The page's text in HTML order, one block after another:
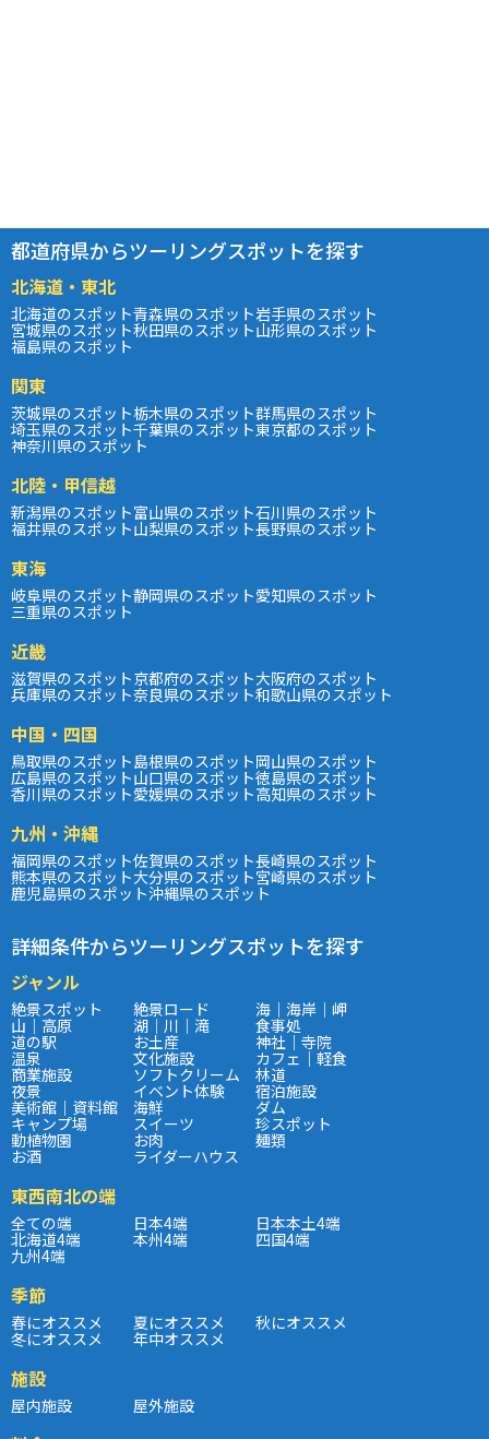
都道府県からツーリングスポットを探す
北海道・東北
北海道のスポット青森県のスポット岩手県のスポット
宮城県のスポット秋田県のスポット山形県のスポット
福島県のスポット
関東
茨城県のスポット栃木県のスポット群馬県のスポット
埼玉県のスポット千葉県のスポット東京都のスポット
神奈川県のスポット
北陸・甲信越
新潟県のスポット富山県のスポット石川県のスポット
福井県のスポット山梨県のスポット長野県のスポット
東海
岐阜県のスポット静岡県のスポット愛知県のスポット
三重県のスポット
近畿
滋賀県のスポット京都府のスポット大阪府のスポット
兵庫県のスポット奈良県のスポット和歌山県のスポット
中国・四国
鳥取県のスポット島根県のスポット岡山県のスポット
広島県のスポット山口県のスポット徳島県のスポット
香川県のスポット愛媛県のスポット高知県のスポット
九州・沖縄
福岡県のスポット佐賀県のスポット長崎県のスポット
熊本県のスポット大分県のスポット宮崎県のスポット
鹿児島県のスポット沖縄県のスポット
詳細条件からツーリングスポットを探す
ジャンル
絶景スポット 絶景ロード 海｜海岸｜岬
山｜高原 湖｜川｜滝 食事処
道の駅 お土産 神社｜寺院
温泉 文化施設 カフェ｜軽食
商業施設 ソフトクリーム 林道
夜景 イベント体験 宿泊施設
美術館｜資料館 海鮮 ダム
キャンプ場 スイーツ 珍スポット
動植物園 お肉 麺類
お酒 ライダーハウス
東西南北の端
全ての端 日本4端 日本本土4端
北海道4端 本州4端 四国4端
九州4端
季節
春にオススメ 夏にオススメ 秋にオススメ
冬にオススメ 年中オススメ
施設
屋内施設 屋外施設